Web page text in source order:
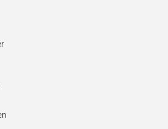
Klinik am Klinikum Fürth, auf
Seminar am 24. und 25. März
und Metaanalyse bewertete nun
Prädiktoren bzgl. der Rückkehr zur Arbeit
Ergebnisse: